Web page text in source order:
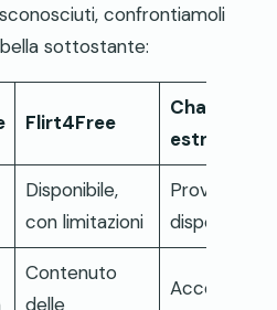
confrontiamoli
sottostante:
Flirt4Free
Chatta con
estranei
Disponibile,
con limitazioni
Prova
disponibile
Contenuto
delle
Accesso a